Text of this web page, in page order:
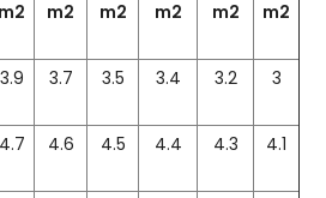
m2
m2
m2
m2
m2
m2
3.9 3.7 3.5 3.4 3.2 3
4.7 4.6 4.5 4.4 4.3 4.1